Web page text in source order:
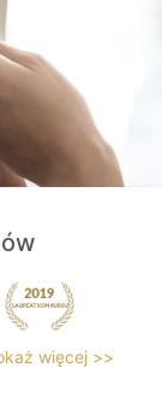
więcej >>